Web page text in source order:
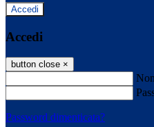
Accedi
Accedi
button close ×
Password dimenticata?